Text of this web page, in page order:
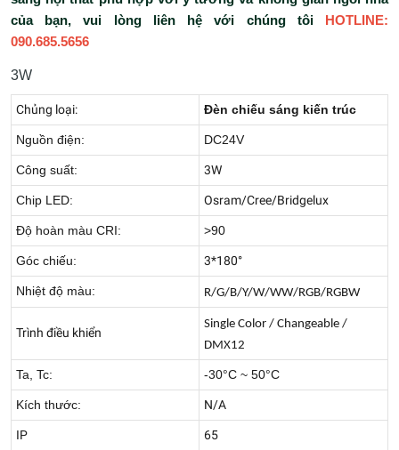
của bạn, vui lòng liên hệ với chúng tôi
HOTLINE:
090.685.5656
3W
Chủng loại: Đèn chiếu sáng kiến trúc
Nguồn điện: DC24V
Công suất: 3W
Chip LED: Osram/Cree/Bridgelux
Độ hoàn màu CRI: >90
Góc chiếu: 3*180°
Nhiệt độ màu: R/G/B/Y/W/WW/RGB/RGBW
Trình điều khiển
Single Color / Changeable /
DMX12
Ta, Tc: -30°C ~ 50°C
Kích thước: N/A
IP 65